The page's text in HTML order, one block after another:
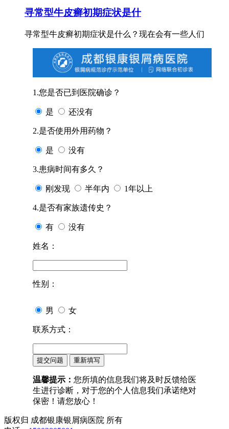
寻常型牛皮癣初期症状是什
寻常型牛皮癣初期症状是什么？现在会有一些人们
1.您是否已到医院确诊？
是 还没有
2.是否使用外用药物？
是 没有
3.患病时间有多久？
刚发现 半年内 1年以上
4.是否有家族遗传史？
有 没有
姓名：
性别：
男 女
联系方式：
温馨提示： 您所填的信息我们将及时反馈给医
生进行诊断，对于您的个人信息我们承诺绝对
保密！请您放心！
版权归 成都银康银屑病医院 所有